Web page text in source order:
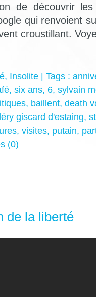
de découvrir
qui renvoient
croustillant.
, Insolite | Tags :
, six ans, 6, sylvain
, baillent, death
giscard d'estaing,
, visites, putain,
(0)
de la liberté